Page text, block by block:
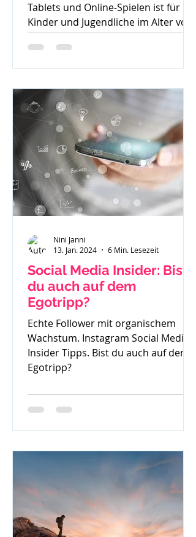
Tablets und Online-Spielen ist für
Kinder und Jugendliche im Alter von
8 bis 15 Jahren heute
allgegenwärtig....
Social Media Insider: Bist
du auch auf dem
Egotripp?
Echte Follower mit organischem
Wachstum. Instagram Social Media
Insider Tipps. Bist du auch auf dem
Egotripp?
Nini Janni
13. Jan. 2024
6 Min. Lesezeit